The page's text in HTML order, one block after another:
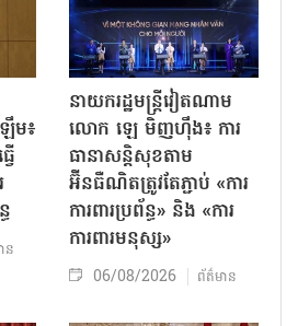
ម៖
ើ
ន
នាយករដ្ឋមន្ត្រីវៀតណាម
លោក ឡេ មិញហ៊ឹង៖ ការ
ធានាសន្តិសុខតាម
អ៊ីនធឺណិតត្រូវតែភ្ជាប់ «ការ
ការពារប្រព័ន្ធ» និង «ការ
ការពារមនុស្ស»
06/08/2026 ព័ត៌មាន